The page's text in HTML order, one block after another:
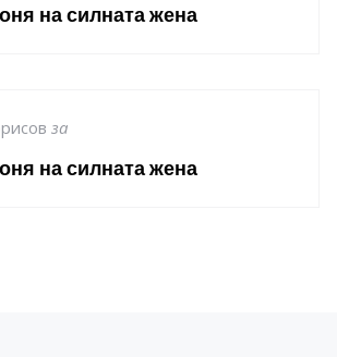
на силната жена
за
на силната жена